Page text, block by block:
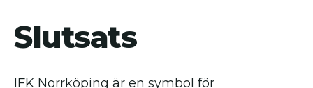
Slutsats
IFK Norrköping är en symbol för